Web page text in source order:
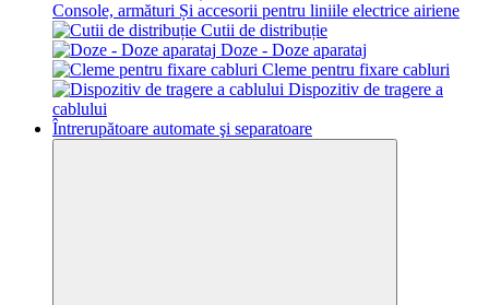
Console, armături Și accesorii pentru liniile electrice airiene
Cutii de distribuție
Doze - Doze aparataj
Cleme pentru fixare cabluri
Dispozitiv de tragere a
cablului
Întrerupătoare automate şi separatoare